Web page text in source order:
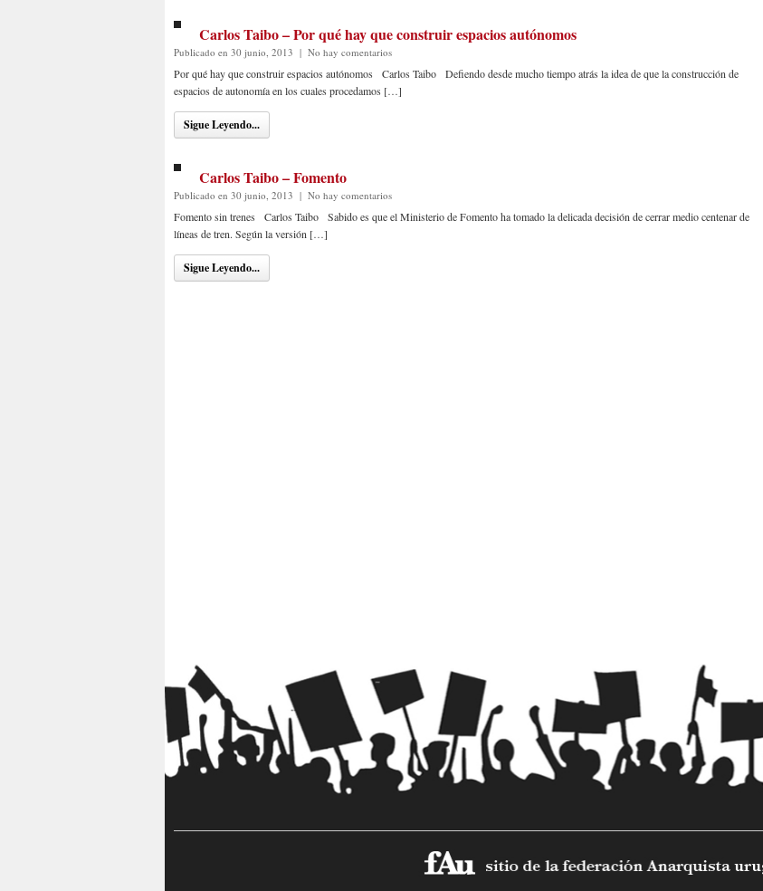
Carlos Taibo – Por qué hay que construir espacios autónomos
Publicado en 30 junio, 2013 | No hay comentarios
Por qué hay que construir espacios autónomos Carlos Taibo Defiendo desde mucho tiempo atrás la idea de que la construcción de
espacios de autonomía en los cuales procedamos […]
Sigue Leyendo...
Carlos Taibo – Fomento
Publicado en 30 junio, 2013 | No hay comentarios
Fomento sin trenes Carlos Taibo Sabido es que el Ministerio de Fomento ha tomado la delicada decisión de cerrar medio centenar de
líneas de tren. Según la versión […]
Sigue Leyendo...